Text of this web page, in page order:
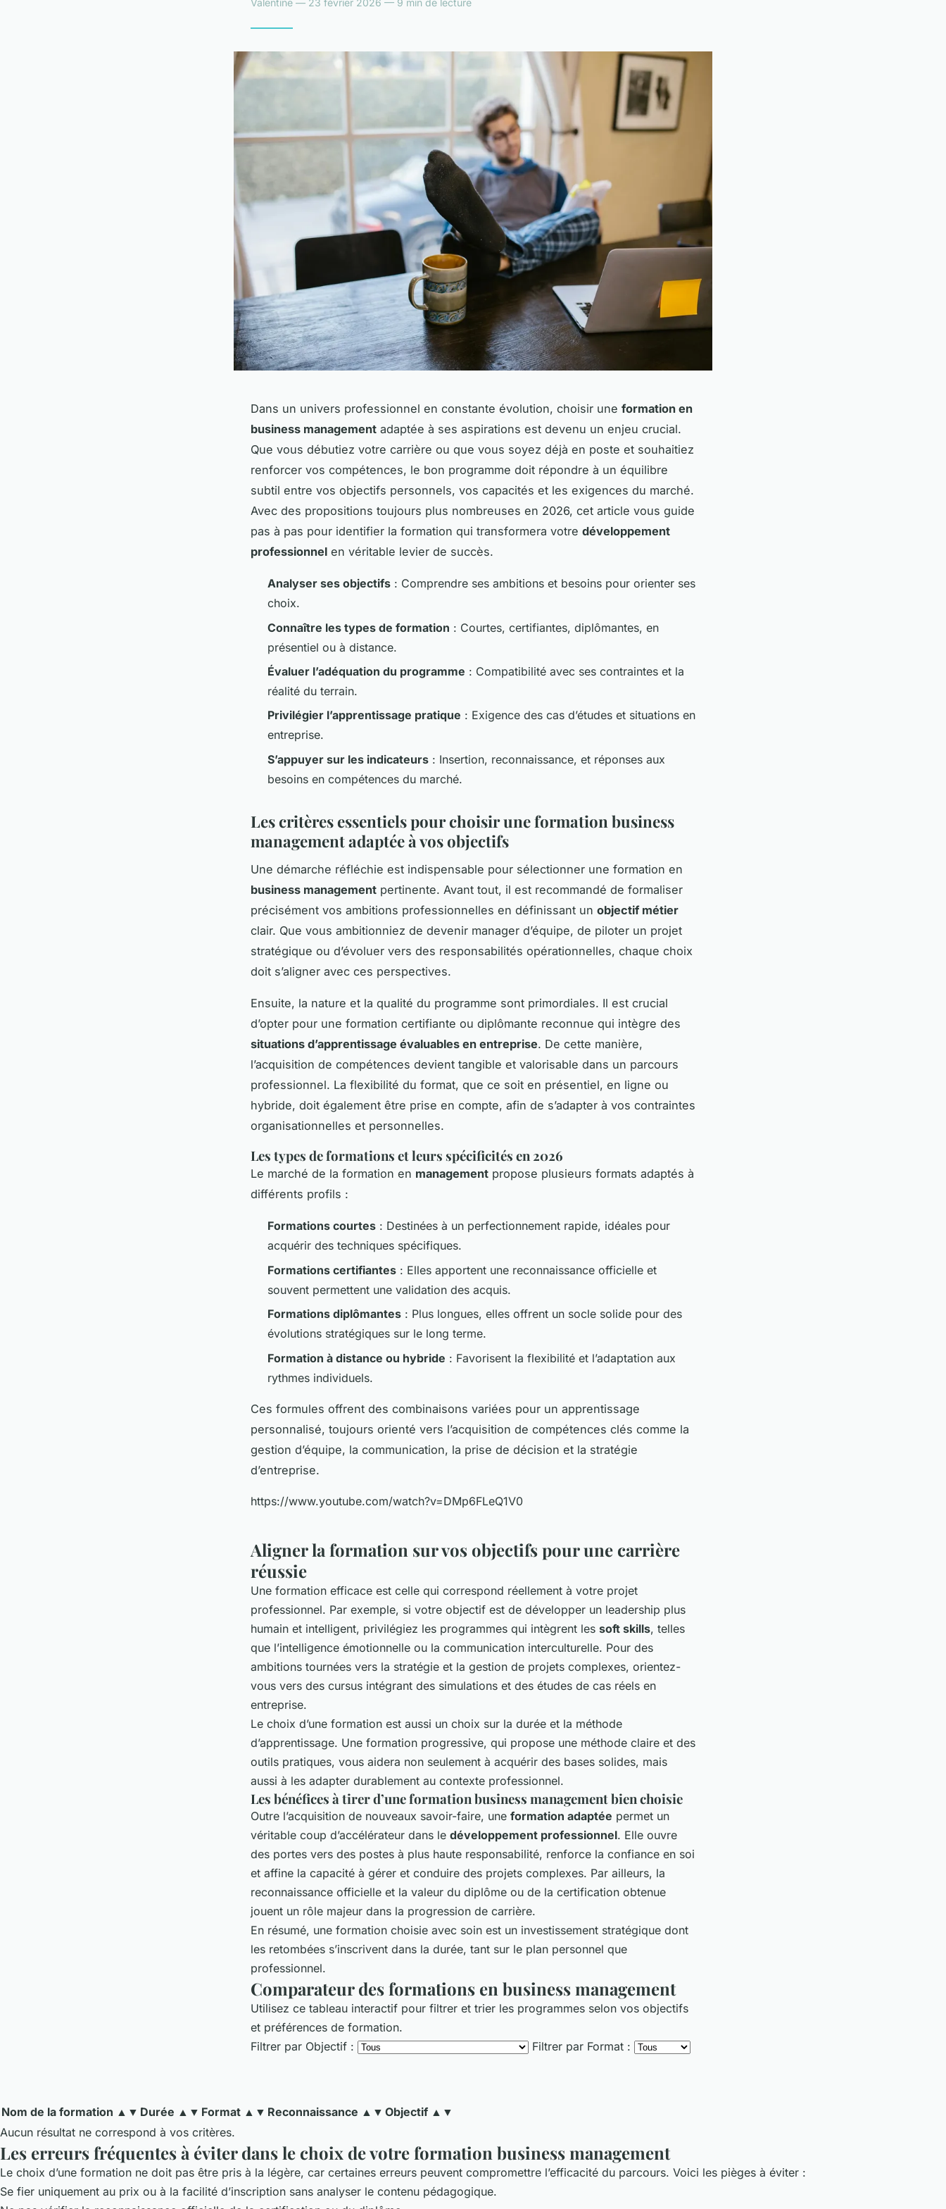
Dans un univers professionnel en constante évolution, choisir une formation en
business management adaptée à ses aspirations est devenu un enjeu crucial.
Que vous débutiez votre carrière ou que vous soyez déjà en poste et souhaitiez
renforcer vos compétences, le bon programme doit répondre à un équilibre
subtil entre vos objectifs personnels, vos capacités et les exigences du marché.
Avec des propositions toujours plus nombreuses en 2026, cet article vous guide
pas à pas pour identifier la formation qui transformera votre développement
professionnel en véritable levier de succès.
Analyser ses objectifs : Comprendre ses ambitions et besoins pour orienter ses
choix.
Connaître les types de formation : Courtes, certifiantes, diplômantes, en
présentiel ou à distance.
Évaluer l’adéquation du programme : Compatibilité avec ses contraintes et la
réalité du terrain.
Privilégier l’apprentissage pratique : Exigence des cas d’études et situations en
entreprise.
S’appuyer sur les indicateurs : Insertion, reconnaissance, et réponses aux
besoins en compétences du marché.
Les critères essentiels pour choisir une formation business
management adaptée à vos objectifs
Une démarche réfléchie est indispensable pour sélectionner une formation en
business management pertinente. Avant tout, il est recommandé de formaliser
précisément vos ambitions professionnelles en définissant un objectif métier
clair. Que vous ambitionniez de devenir manager d’équipe, de piloter un projet
stratégique ou d’évoluer vers des responsabilités opérationnelles, chaque choix
doit s’aligner avec ces perspectives.
Ensuite, la nature et la qualité du programme sont primordiales. Il est crucial
d’opter pour une formation certifiante ou diplômante reconnue qui intègre des
situations d’apprentissage évaluables en entreprise. De cette manière,
l’acquisition de compétences devient tangible et valorisable dans un parcours
professionnel. La flexibilité du format, que ce soit en présentiel, en ligne ou
hybride, doit également être prise en compte, afin de s’adapter à vos contraintes
organisationnelles et personnelles.
Les types de formations et leurs spécificités en 2026
Le marché de la formation en management propose plusieurs formats adaptés à
différents profils :
Formations courtes : Destinées à un perfectionnement rapide, idéales pour
acquérir des techniques spécifiques.
Formations certifiantes : Elles apportent une reconnaissance officielle et
souvent permettent une validation des acquis.
Formations diplômantes : Plus longues, elles offrent un socle solide pour des
évolutions stratégiques sur le long terme.
Formation à distance ou hybride : Favorisent la flexibilité et l’adaptation aux
rythmes individuels.
Ces formules offrent des combinaisons variées pour un apprentissage
personnalisé, toujours orienté vers l’acquisition de compétences clés comme la
gestion d’équipe, la communication, la prise de décision et la stratégie
d’entreprise.
https://www.youtube.com/watch?v=DMp6FLeQ1V0
Aligner la formation sur vos objectifs pour une carrière
réussie
Une formation efficace est celle qui correspond réellement à votre projet
professionnel. Par exemple, si votre objectif est de développer un leadership plus
humain et intelligent, privilégiez les programmes qui intègrent les soft skills, telles
que l’intelligence émotionnelle ou la communication interculturelle. Pour des
ambitions tournées vers la stratégie et la gestion de projets complexes, orientez-
vous vers des cursus intégrant des simulations et des études de cas réels en
entreprise.
Le choix d’une formation est aussi un choix sur la durée et la méthode
d’apprentissage. Une formation progressive, qui propose une méthode claire et des
outils pratiques, vous aidera non seulement à acquérir des bases solides, mais
aussi à les adapter durablement au contexte professionnel.
Les bénéfices à tirer d’une formation business management bien choisie
Outre l’acquisition de nouveaux savoir-faire, une formation adaptée permet un
véritable coup d’accélérateur dans le développement professionnel. Elle ouvre
des portes vers des postes à plus haute responsabilité, renforce la confiance en soi
et affine la capacité à gérer et conduire des projets complexes. Par ailleurs, la
reconnaissance officielle et la valeur du diplôme ou de la certification obtenue
jouent un rôle majeur dans la progression de carrière.
En résumé, une formation choisie avec soin est un investissement stratégique dont
les retombées s’inscrivent dans la durée, tant sur le plan personnel que
professionnel.
Comparateur des formations en business management
Utilisez ce tableau interactif pour filtrer et trier les programmes selon vos objectifs
et préférences de formation.
Filtrer par Objectif :
Filtrer par Format :
Nom de la formation ▲▼ Durée ▲▼ Format ▲▼ Reconnaissance ▲▼ Objectif ▲▼
Aucun résultat ne correspond à vos critères.
Les erreurs fréquentes à éviter dans le choix de votre formation business management
Le choix d’une formation ne doit pas être pris à la légère, car certaines erreurs peuvent compromettre l’efficacité du parcours. Voici les pièges à éviter :
Se fier uniquement au prix ou à la facilité d’inscription sans analyser le contenu pédagogique.